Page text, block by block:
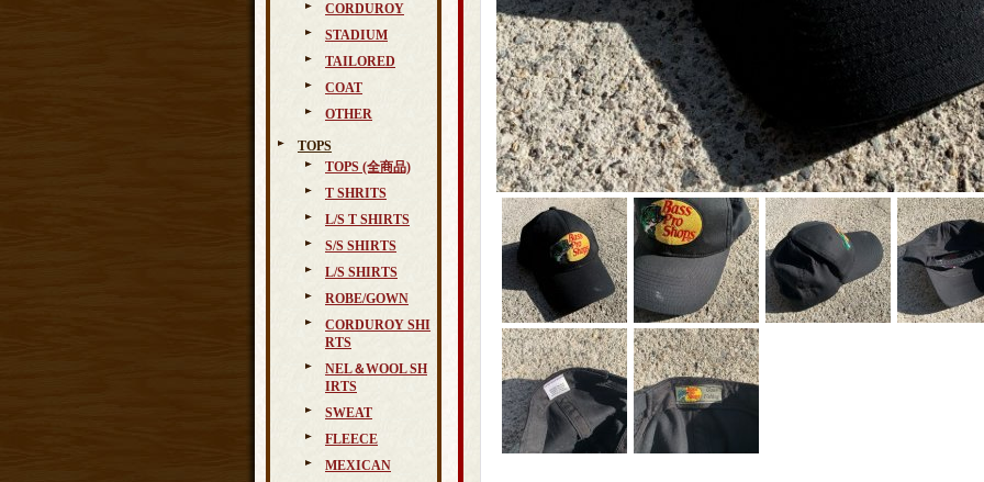
CORDUROY
STADIUM
TAILORED
COAT
OTHER
TOPS
TOPS (全商品)
T SHRITS
L/S T SHIRTS
S/S SHIRTS
L/S SHIRTS
ROBE/GOWN
CORDUROY SHI
RTS
NEL＆WOOL SH
IRTS
SWEAT
FLEECE
MEXICAN